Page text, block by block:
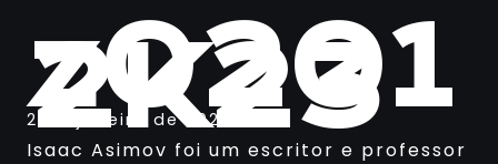
z0201
2K23
2 de janeiro de 2023
Isaac Asimov foi um escritor e professor